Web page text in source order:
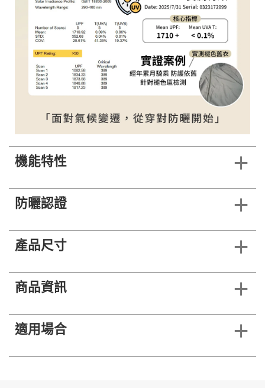
機能特性
防曬認證
產品尺寸
商品資訊
適用場合